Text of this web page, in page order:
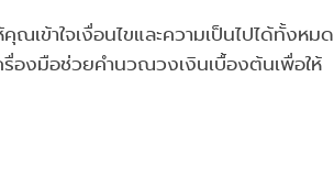
คุณเข้าใจเงื่อนไขและความเป็นไปได้ทั้งหมด
องมือช่วยคำนวณวงเงินเบื้องต้นเพื่อให้